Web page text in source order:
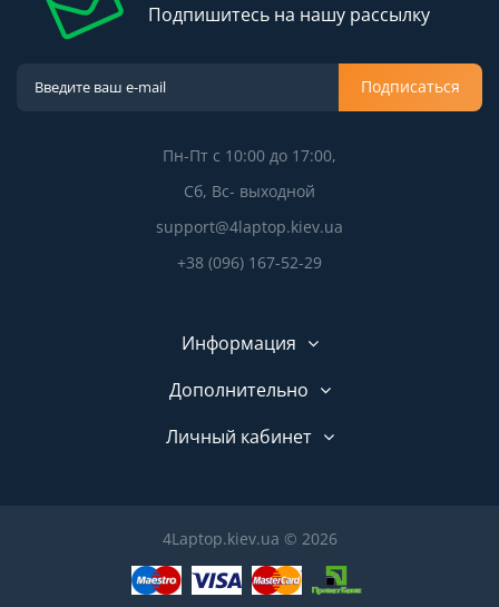
Подпишитесь на нашу рассылку
Подписаться
Пн-Пт с 10:00 до 17:00,
Сб, Вс- выходной
support@4laptop.kiev.ua
+38 (096) 167-52-29
Информация
Дополнительно
Личный кабинет
4Laptop.kiev.ua © 2026